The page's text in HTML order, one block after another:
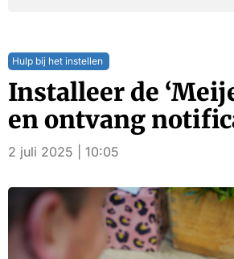
Hulp bij het instellen
Installeer de
en ontvang
2 juli 2025 | 10:05